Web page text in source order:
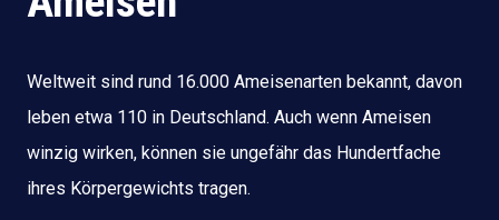
Weltweit sind rund 16.000 Ameisenarten bekannt, davon
leben etwa 110 in Deutschland. Auch wenn Ameisen
winzig wirken, können sie ungefähr das Hundertfache
ihres Körpergewichts tragen.